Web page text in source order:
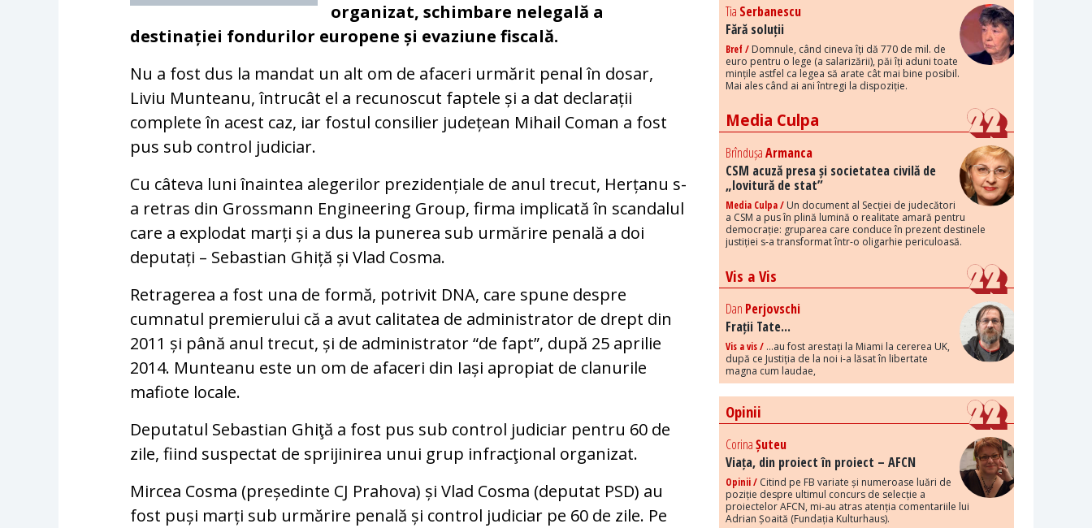
organizat, schimbare nelegală a
destinației fondurilor europene și evaziune fiscală.
Nu a fost dus la mandat un alt om de afaceri urmărit penal în dosar,
Liviu Munteanu, întrucât el a recunoscut faptele și a dat declarații
complete în acest caz, iar fostul consilier județean Mihail Coman a fost
pus sub control judiciar.
Cu câteva luni înaintea alegerilor prezidențiale de anul trecut, Herțanu s-
a retras din Grossmann Engineering Group, firma implicată în scandalul
care a explodat marți și a dus la punerea sub urmărire penală a doi
deputați – Sebastian Ghiță și Vlad Cosma.
Retragerea a fost una de formă, potrivit DNA, care spune despre
cumnatul premierului că a avut calitatea de administrator de drept din
2011 și până anul trecut, și de administrator “de fapt”, după 25 aprilie
2014. Munteanu este un om de afaceri din Iași apropiat de clanurile
mafiote locale.
Deputatul Sebastian Ghiţă a fost pus sub control judiciar pentru 60 de
zile, fiind suspectat de sprijinirea unui grup infracţional organizat.
Mircea Cosma (președinte CJ Prahova) și Vlad Cosma (deputat PSD) au
fost puși marți sub urmărire penală și control judiciar pe 60 de zile. Pe
Tia Serbanescu
Fără soluții
Bref / Domnule, când cineva îți dă 770 de mil. de
euro pentru o lege (a salarizării), păi îți aduni toate
mințile astfel ca legea să arate cât mai bine posibil.
Mai ales când ai ani întregi la dispoziție.
Media Culpa
BrîndușaArmanca
CSM acuză presa și societatea civilă de
„lovitură de stat”
Media Culpa / Un document al Secției de judecători
a CSM a pus în plină lumină o realitate amară pentru
democrație: gruparea care conduce în prezent destinele
justiției s-a transformat într-o oligarhie periculoasă.
Vis a Vis
Dan Perjovschi
Frații Tate...
Vis a vis / ...au fost arestați la Miami la cererea UK,
după ce Justiția de la noi i-a lăsat în libertate
magna cum laudae,
Opinii
CorinaȘuteu
Viața, din proiect în proiect – AFCN
Opinii / Citind pe FB variate și numeroase luări de
poziție despre ultimul concurs de selecție a
proiectelor AFCN, mi-au atras atenția comentariile lui
Adrian Șoaită (Fundația Kulturhaus).